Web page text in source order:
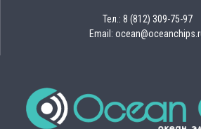
Тел.: 8 (812) 309-75-97
Email: